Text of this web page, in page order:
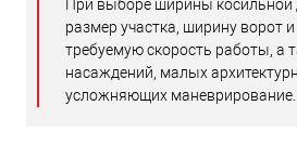
При выборе ширины косильной
размер участка, ширину ворот и
требуемую скорость работы, а
насаждений, малых
усложняющих маневрирование.